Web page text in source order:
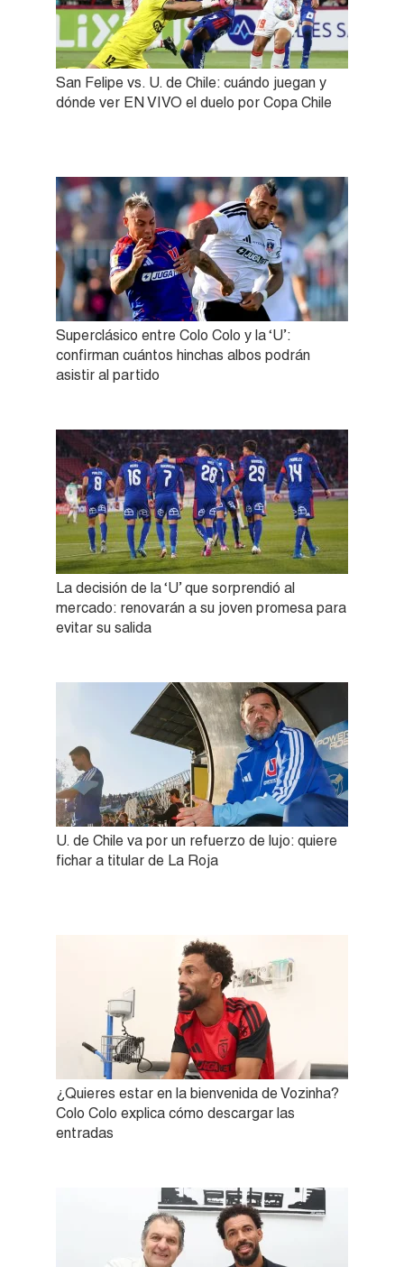
San Felipe vs. U. de Chile: cuándo juegan y
dónde ver EN VIVO el duelo por Copa Chile
Superclásico entre Colo Colo y la ‘U’:
confirman cuántos hinchas albos podrán
asistir al partido
La decisión de la ‘U’ que sorprendió al
mercado: renovarán a su joven promesa para
evitar su salida
U. de Chile va por un refuerzo de lujo: quiere
fichar a titular de La Roja
¿Quieres estar en la bienvenida de Vozinha?
Colo Colo explica cómo descargar las
entradas